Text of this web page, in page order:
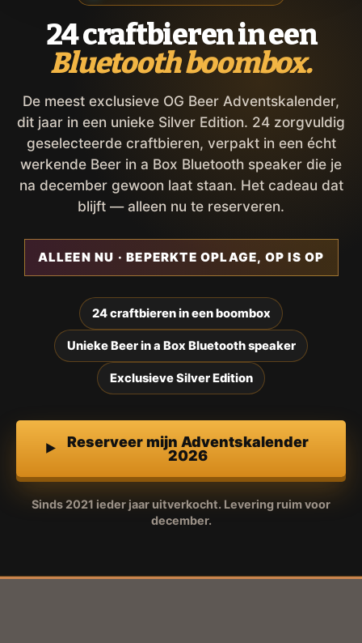
24 craftbieren in een
Bluetooth boombox.
De meest exclusieve OG Beer Adventskalender,
dit jaar in een unieke Silver Edition. 24 zorgvuldig
geselecteerde craftbieren, verpakt in een écht
werkende Beer in a Box Bluetooth speaker die je
na december gewoon laat staan. Het cadeau dat
blijft — alleen nu te reserveren.
ALLEEN NU · BEPERKTE OPLAGE, OP IS OP
24 craftbieren in een boombox
Unieke Beer in a Box Bluetooth speaker
Exclusieve Silver Edition
Reserveer mijn Adventskalender
2026
Sinds 2021 ieder jaar uitverkocht. Levering ruim voor
december.